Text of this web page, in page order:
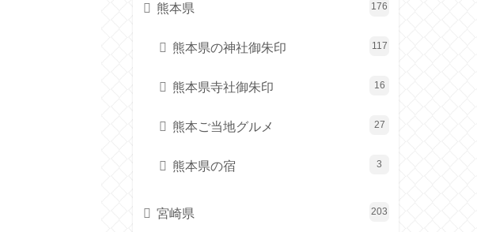
熊本県 176
熊本県の神社御朱印 117
熊本県寺社御朱印 16
熊本ご当地グルメ 27
熊本県の宿 3
宮崎県 203